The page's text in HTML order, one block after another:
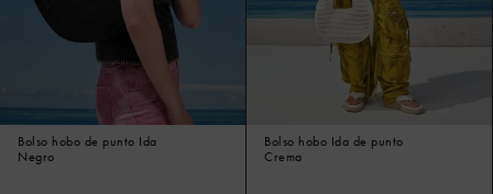
Bolso hobo de punto Ida
Negro
Bolso hobo Ida de punto
Crema